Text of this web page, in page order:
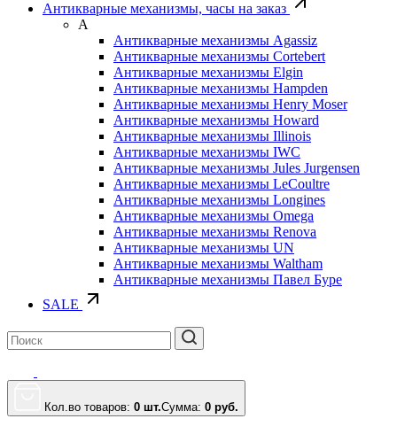
Антикварные механизмы, часы на заказ
А
Антикварные механизмы Agassiz
Антикварные механизмы Cortebert
Антикварные механизмы Elgin
Антикварные механизмы Hampden
Антикварные механизмы Henry Moser
Антикварные механизмы Howard
Антикварные механизмы Illinois
Антикварные механизмы IWC
Антикварные механизмы Jules Jurgensen
Антикварные механизмы LeCoultre
Антикварные механизмы Longines
Антикварные механизмы Omega
Антикварные механизмы Renova
Антикварные механизмы UN
Антикварные механизмы Waltham
Антикварные механизмы Павел Буре
SALE
Кол.во товаров: 0 шт.Сумма: 0 руб.